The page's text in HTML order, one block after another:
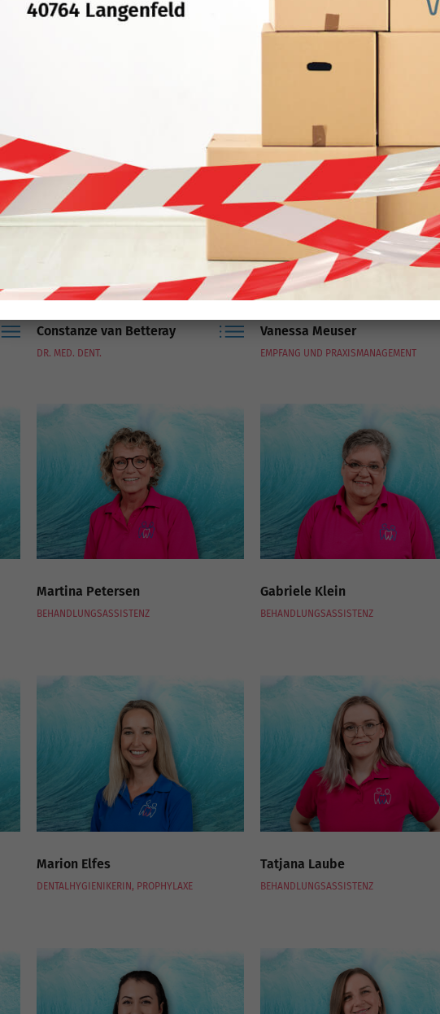
Constanze van Betteray
DR. MED. DENT.
Vanessa Meuser
EMPFANG UND PRAXISMANAGEMENT
Martina Petersen
BEHANDLUNGSASSISTENZ
Gabriele Klein
BEHANDLUNGSASSISTENZ
Marion Elfes
DENTALHYGIENIKERIN, PROPHYLAXE
Tatjana Laube
BEHANDLUNGSASSISTENZ ­